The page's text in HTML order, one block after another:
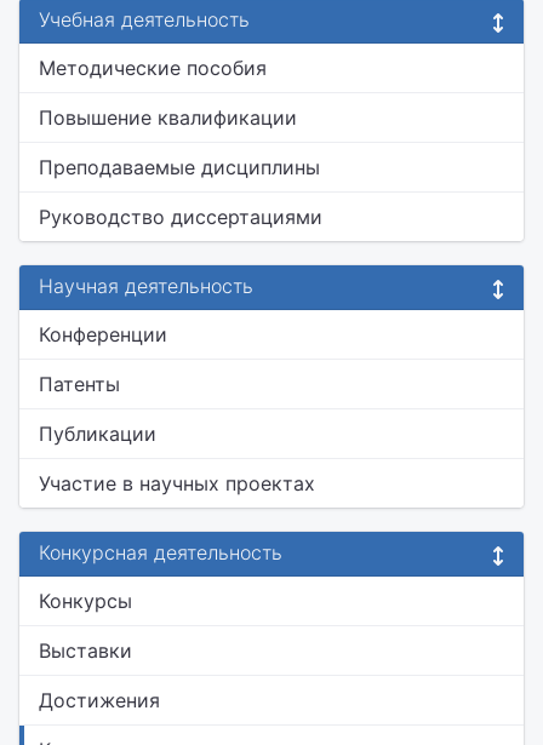
Учебная деятельность
Методические пособия
Повышение квалификации
Преподаваемые дисциплины
Руководство диссертациями
Научная деятельность
Конференции
Патенты
Публикации
Участие в научных проектах
Конкурсная деятельность
Конкурсы
Выставки
Достижения